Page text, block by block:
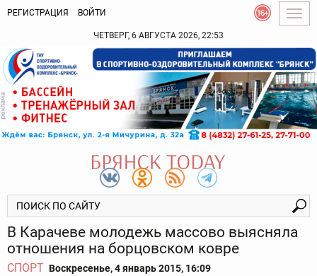
РЕГИСТРАЦИЯ ВОЙТИ
ЧЕТВЕРГ, 6 АВГУСТА 2026, 22:53
В Карачеве молодежь массово выясняла
отношения на борцовском ковре
СПОРТ Воскресенье, 4 январь 2015, 16:09